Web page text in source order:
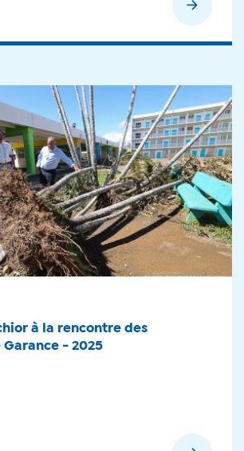
à la rencontre des
- 2025